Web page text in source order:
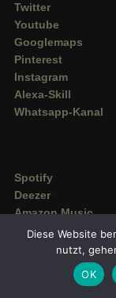
Twitter
Youtube
Googlemaps
Pinterest
Instagram
Alexa-Skill
Whatsapp-Kanal
Spotify
Deezer
Amazon Music
Diese Website
nutzt,
OK